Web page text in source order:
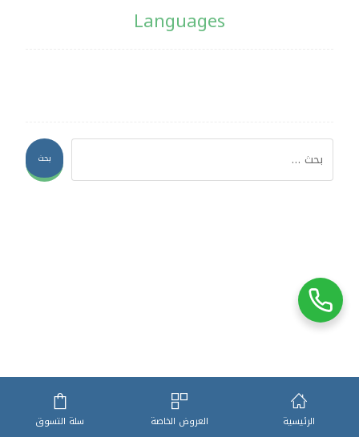
Languages
بحث
جميع الحقوق محفوظة لـ الو اوفر © 2022 ,تصميم واستضافة شركة
الرئيسية العروض الخاصة سلة التسوق